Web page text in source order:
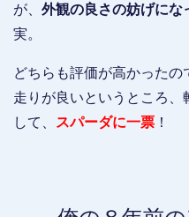
が、 外観の良さの妨げにな
実。
どちらも評価が高かった
走りが良いというところ
して、
スパーダに一票 ！